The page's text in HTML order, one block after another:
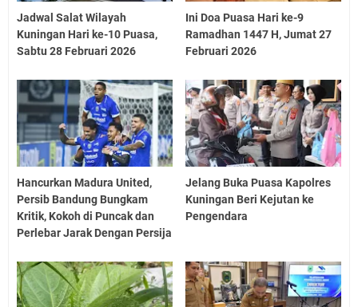
Jadwal Salat Wilayah
Kuningan Hari ke-10 Puasa,
Sabtu 28 Februari 2026
Ini Doa Puasa Hari ke-9
Ramadhan 1447 H, Jumat 27
Februari 2026
Hancurkan Madura United,
Persib Bandung Bungkam
Kritik, Kokoh di Puncak dan
Perlebar Jarak Dengan Persija
Jelang Buka Puasa Kapolres
Kuningan Beri Kejutan ke
Pengendara